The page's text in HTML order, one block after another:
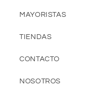
MAYORISTAS
TIENDAS
CONTACTO
NOSOTROS